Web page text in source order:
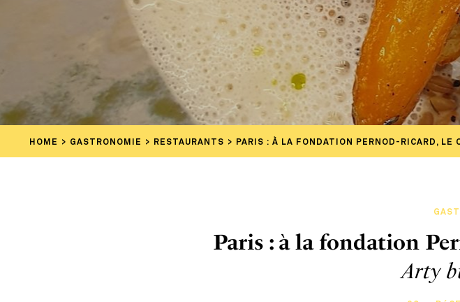
HOME GASTRONOMIE RESTAURANTS PARIS : À LA FONDATION PERNOD-RICARD, LE
Paris : à la fondation
Arty